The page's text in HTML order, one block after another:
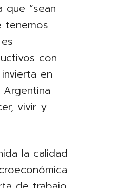
que “sean
tenemos
con
en
vivir y
la calidad